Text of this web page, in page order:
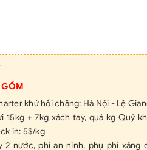
GỒM
khứ hồi chặng: Hà Nội - Lệ
15kg + 7kg xách tay, quá kg Quý
in: 5$/kg
2 nước, phí an ninh, phụ phí xăng